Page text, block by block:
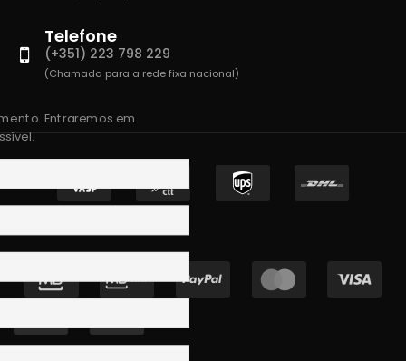
Telefone
(+351) 223 798 229
(Chamada para a rede fixa nacional)
Entraremos em